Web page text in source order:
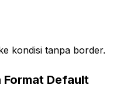
kondisi tanpa border.
Format Default